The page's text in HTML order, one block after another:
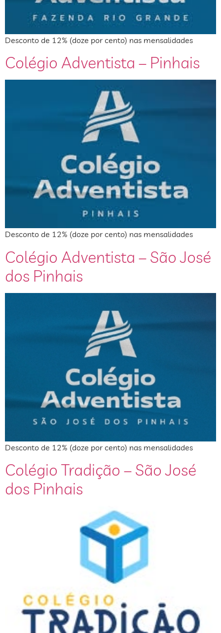
Desconto de 12% (doze por cento) nas mensalidades
Colégio Adventista – Pinhais
Desconto de 12% (doze por cento) nas mensalidades
Colégio Adventista – São José
dos Pinhais
Desconto de 12% (doze por cento) nas mensalidades
Colégio Tradição – São José
dos Pinhais